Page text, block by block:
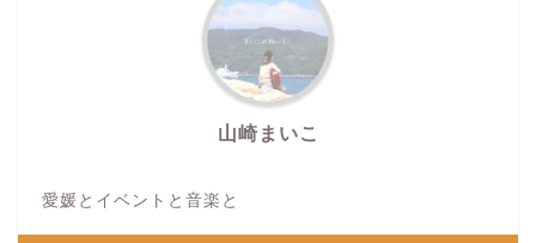
山崎まいこ
愛媛とイベントと音楽と